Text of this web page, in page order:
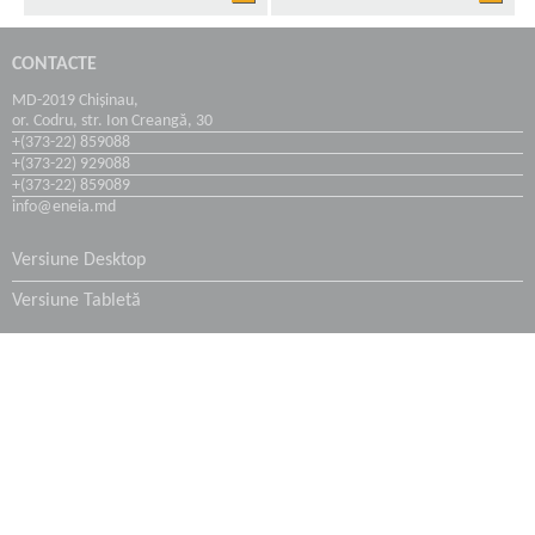
Coșuri și Turnuri de Răcire
Hidroizolarea subsolurilor
Industria Transportului
CONTACTE
MD-2019 Chișinau,
or. Codru, str. Ion Creangă, 30
+(373-22) 859088
+(373-22) 929088
+(373-22) 859089
info@eneia.md
Versiune Desktop
Versiune Tabletă